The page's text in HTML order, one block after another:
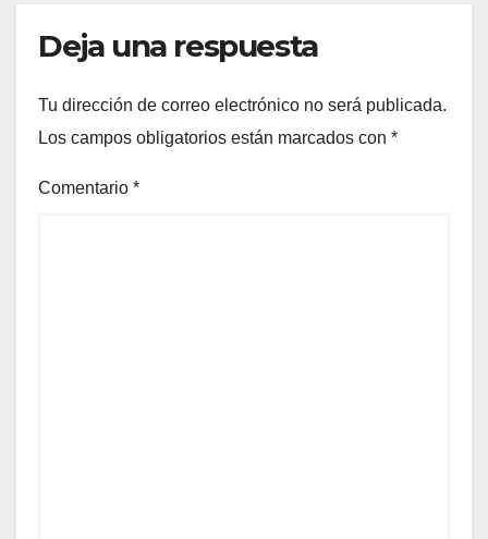
Deja una respuesta
Tu dirección de correo electrónico no será publicada.
Los campos obligatorios están marcados con *
Comentario *